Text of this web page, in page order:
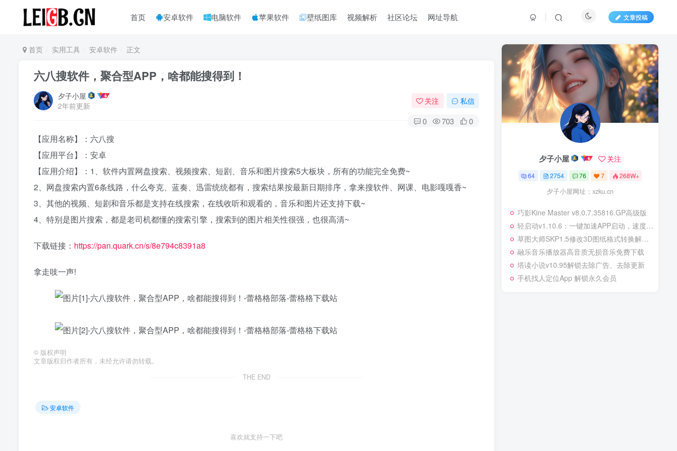
首页 安卓软件 电脑软件 苹果软件 壁纸图库 视频解析 社区论坛 网址导航 文章投稿
首页 实用工具 安卓软件 正文
六八搜软件，聚合型APP，啥都能搜得到！
夕子小屋
2年前更新
关注 私信
0 703 0
【应用名称】：六八搜
【应用平台】：安卓
【应用介绍】：1、软件内置网盘搜索、视频搜索、短剧、音乐和图片搜索5大板块，所有的功能完全免费~
2、网盘搜索内置6条线路，什么夸克、蓝奏、迅雷统统都有，搜索结果按最新日期排序，拿来搜软件、网课、电影嘎嘎香~
3、其他的视频、短剧和音乐都是支持在线搜索，在线收听和观看的，音乐和图片还支持下载~
4、特别是图片搜索，都是老司机都懂的搜索引擎，搜索到的图片相关性很强，也很高清~
下载链接： https://pan.quark.cn/s/8e794c8391a8
拿走吱一声!
© 版权声明
文章版权归作者所有，未经允许请勿转载。
THE END
安卓软件
喜欢就支持一下吧
夕子小屋 关注
64 2754 76 7 268W+
夕子小屋网址：xzku.cn
巧影Kine Master v8.0.7.35816.GP高级版
‌轻启动v1.10.6：一键加速APP启动，速度提升80%！
草图大师SKP1.5修改3D图纸格式转换解锁版
融乐音乐播放器高音质无损音乐免费下载
塔读小说v10.95解锁去除广告、去除更新
手机找人定位App 解锁永久会员